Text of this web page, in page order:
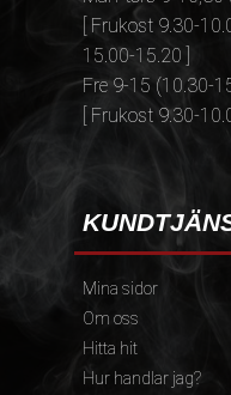
[ Frukost 9.30-
15.00-15.20 ]
Fre 9-15 (10.30-
[ Frukost 9.30-
Mina sidor
Om oss
Hitta hit
Hur handlar jag?